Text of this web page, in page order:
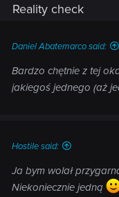
Reality check
Daniel Abatemarco said:
Bardzo chętnie z tej
jakiegoś jednego (aż
Hostile said:
Ja bym wolał
Niekoniecznie jedną